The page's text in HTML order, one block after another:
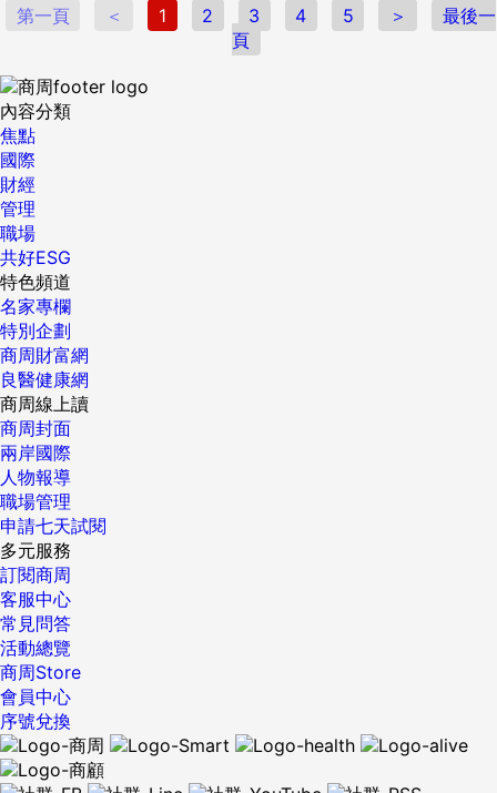
第一頁 ＜ 1 2 3 4 5 ＞
最後一
頁
內容分類
焦點
國際
財經
管理
職場
共好ESG
特色頻道
名家專欄
特別企劃
商周財富網
良醫健康網
商周線上讀
商周封面
兩岸國際
人物報導
職場管理
申請七天試閱
多元服務
訂閱商周
客服中心
常見問答
活動總覽
商周Store
會員中心
序號兌換